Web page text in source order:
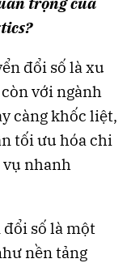
đổi số là xu
với ngành
càng khốc liệt,
tối ưu hóa chi
nhanh
số là một
nền tảng